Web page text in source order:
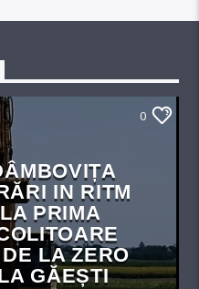
0
IN RITM
PRIMA
LA ZERO
GĂEȘTI